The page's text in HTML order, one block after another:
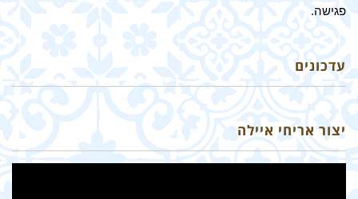
פגישה.
עדכונים
יצור אריחי איילה